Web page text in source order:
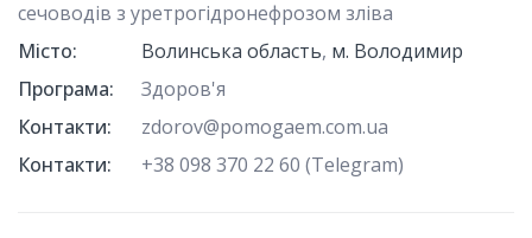
сечоводів з уретрогідронефрозом зліва
Місто:
Волинська область, м. Володимир
Програма:
Здоров'я
Контакти:
zdorov@pomogaem.com.ua
Контакти:
+38 098 370 22 60 (Telegram)